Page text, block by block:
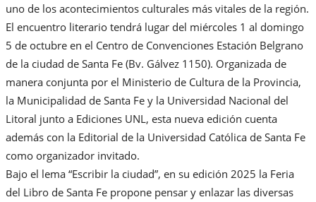
uno de los acontecimientos culturales más vitales de la región.
El encuentro literario tendrá lugar del miércoles 1 al domingo
5 de octubre en el Centro de Convenciones Estación Belgrano
de la ciudad de Santa Fe (Bv. Gálvez 1150). Organizada de
manera conjunta por el Ministerio de Cultura de la Provincia,
la Municipalidad de Santa Fe y la Universidad Nacional del
Litoral junto a Ediciones UNL, esta nueva edición cuenta
además con la Editorial de la Universidad Católica de Santa Fe
como organizador invitado.
Bajo el lema “Escribir la ciudad”, en su edición 2025 la Feria
del Libro de Santa Fe propone pensar y enlazar las diversas